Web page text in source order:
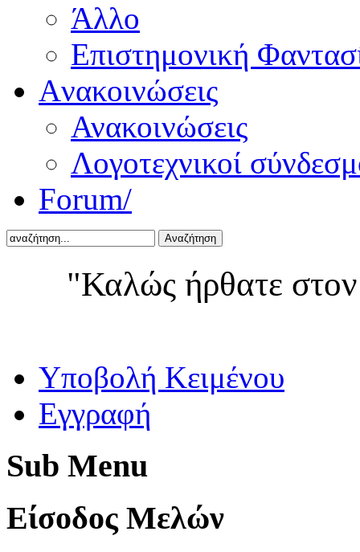
Άλλο
Επιστημονική
Aνακοινώσεις
Ανακοινώσεις
Λογοτεχνικοί
Forum/
Αναζήτηση
"Καλώς ήρθατε
Yποβολή Κειμένου
Εγγραφή
Sub Menu
Eίσοδος Μελών